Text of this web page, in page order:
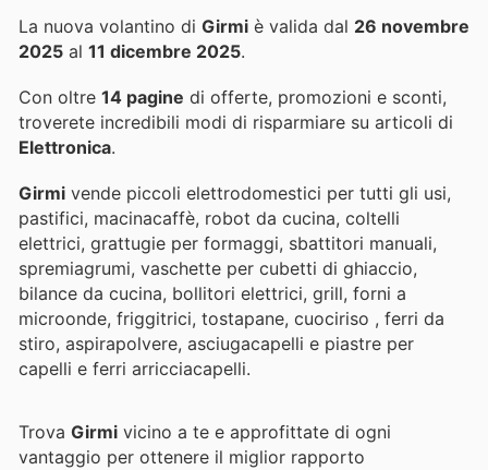
La nuova volantino di Girmi è valida dal 26 novembre
2025 al 11 dicembre 2025.
Con oltre 14 pagine di offerte, promozioni e sconti,
troverete incredibili modi di risparmiare su articoli di
Elettronica.
Girmi vende piccoli elettrodomestici per tutti gli usi,
pastifici, macinacaffè, robot da cucina, coltelli
elettrici, grattugie per formaggi, sbattitori manuali,
spremiagrumi, vaschette per cubetti di ghiaccio,
bilance da cucina, bollitori elettrici, grill, forni a
microonde, friggitrici, tostapane, cuociriso , ferri da
stiro, aspirapolvere, asciugacapelli e piastre per
capelli e ferri arricciacapelli.
Trova Girmi vicino a te e approfittate di ogni
vantaggio per ottenere il miglior rapporto